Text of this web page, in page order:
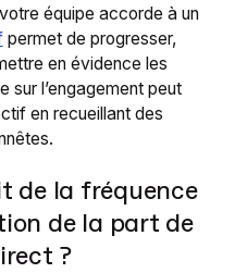
équipe accorde à un
permet de progresser,
en évidence les
sur l’engagement peut
en recueillant des
de la fréquence
de la part de
?